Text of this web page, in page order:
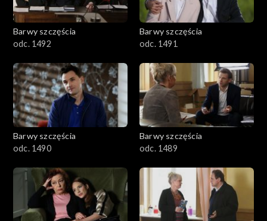
1701–1800
1601–1700
1501–1600
1401–1500
1301–1400
1101–1200
1001–1100
Barwy szczęścia
odc. 1492
Barwy szczęścia
odc. 1491
Barwy szczęścia
odc. 1490
Barwy szczęścia
odc. 1489